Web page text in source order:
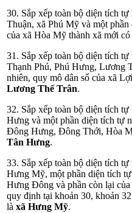
30. Sắp xếp toàn bộ diện tích
Thuận, xã Phú Mỹ và một
của xã Hòa Mỹ thành xã mới có
31. Sắp xếp toàn bộ diện tích
Thạnh Phú, Phú Hưng, Lương
nhiên, quy mô dân số của xã
Lương Thế Trân.
32. Sắp xếp toàn bộ diện tích
Hưng và một phần diện tích tự
Đông Hưng, Đông Thới, Hòa
Tân Hưng.
33. Sắp xếp toàn bộ diện tích
Hưng Mỹ, một phần diện tích
Hưng Đông và phần còn lại
quy định tại khoản 30, khoản
là xã Hưng Mỹ.